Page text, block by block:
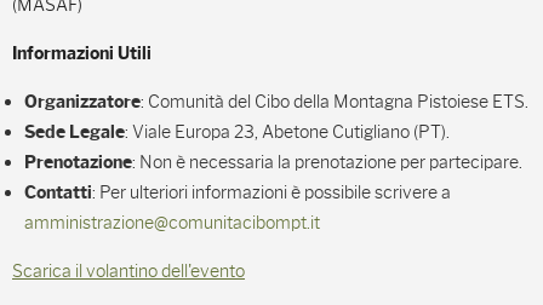
(MASAF)
Informazioni Utili
Organizzatore: Comunità del Cibo della Montagna Pistoiese ETS.
Sede Legale: Viale Europa 23, Abetone Cutigliano (PT).
Prenotazione: Non è necessaria la prenotazione per partecipare.
Contatti: Per ulteriori informazioni è possibile scrivere a
amministrazione@comunitacibompt.it
Scarica il volantino dell'evento